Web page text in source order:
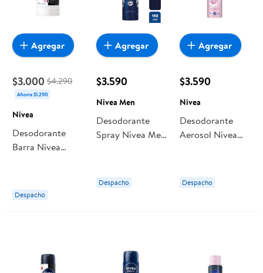
$3.000 $4.290
Ahorra $1.290
Nivea
Desodorante
Barra Nivea
Despacho
Agregar
$3.590
Nivea Men
Desodorante
Spray Nivea Men
Despacho
Agregar
$3.590
Nivea
Desodorante
Aerosol Nivea
Despacho
Agregar